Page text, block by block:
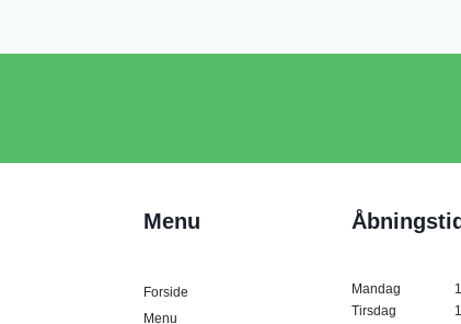
Menu
Forside
Menu
Mandag
Tirsdag